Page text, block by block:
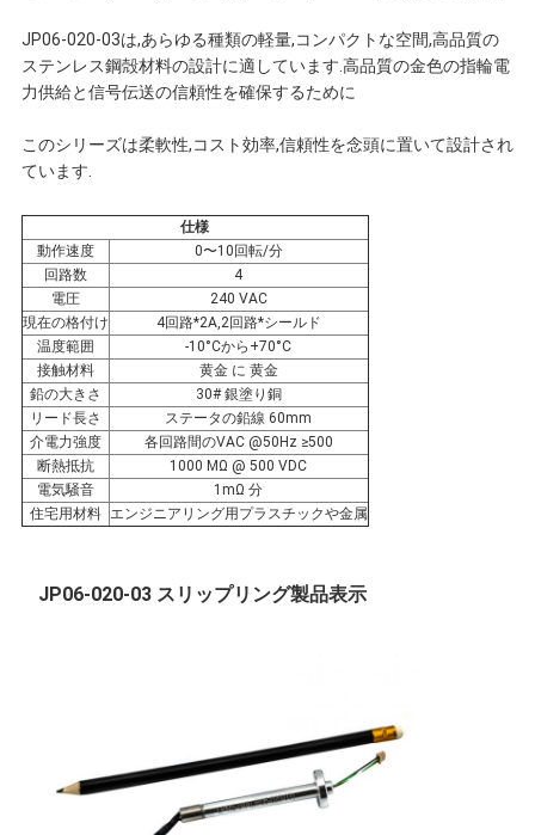
い
引
用
を
要
求
し
な
さ
い
JP06-020-03は,あらゆる種類の軽量,コンパクトな空間,高品質の
ステンレス鋼殻材料の設計に適しています.高品質の金色の指輪電
力供給と信号伝送の信頼性を確保するために
このシリーズは柔軟性,コスト効率,信頼性を念頭に置いて設計され
ています.
仕様
動作速度
0〜10回転/分
回路数
4
電圧
240 VAC
現在の格付け
4回路*2A,2回路*シールド
温度範囲
-10°Cから+70°C
接触材料
黄金 に 黄金
鉛の大きさ
30# 銀塗り銅
リード長さ
ステータの鉛線 60mm
介電力強度
各回路間のVAC @50Hz ≥500
断熱抵抗
1000 MΩ @ 500 VDC
電気騒音
1mΩ 分
住宅用材料 エンジニアリング用プラスチックや金属
JP06-020-03 スリップリング製品表示